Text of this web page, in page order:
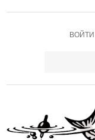
ВОЙТИ